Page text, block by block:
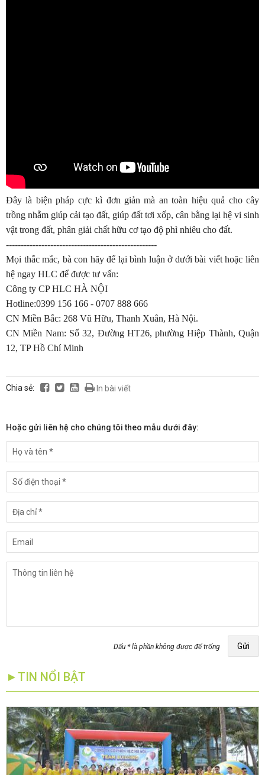
Đây là biện pháp cực kì đơn giản mà an toàn hiệu quả cho cây
trồng nhằm giúp cải tạo đất, giúp đất tơi xốp, cân bằng lại hệ vi sinh
vật trong đất, phân giải chất hữu cơ tạo độ phì nhiêu cho đất.
---------------------------------------------------
Mọi thắc mắc, bà con hãy để lại bình luận ở dưới bài viết hoặc liên
hệ ngay HLC để được tư vấn:
Công ty CP HLC HÀ NỘI
Hotline:0399 156 166 - 0707 888 666
CN Miền Bắc: 268 Vũ Hữu, Thanh Xuân, Hà Nội.
CN Miền Nam: Số 32, Đường HT26, phường Hiệp Thành, Quận
12, TP Hồ Chí Minh
Chia sẻ: In bài viết
Hoặc gửi liên hệ cho chúng tôi theo mẫu dưới đây:
Dấu * là phần không được để trống Gửi
►TIN NỔI BẬT